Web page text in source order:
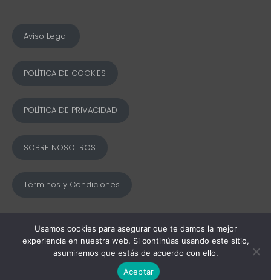
Aviso Legal
POLÍTICA DE COOKIES
POLÍTICA DE PRIVACIDAD
SOBRE NOSOTROS
Términos y Condiciones
© 2025 Ofword Todos los derechos reservados
Usamos cookies para asegurar que te damos la mejor
experiencia en nuestra web. Si continúas usando este sitio,
asumiremos que estás de acuerdo con ello.
Aceptar